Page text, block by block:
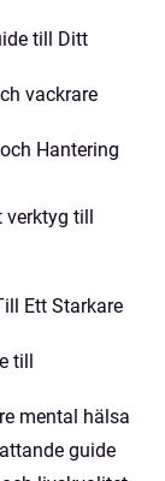
till Ditt
vackrare
Hantering
verktyg till
Ett Starkare
till
mental hälsa
guide